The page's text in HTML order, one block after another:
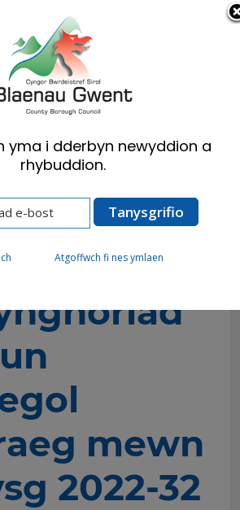
Cymraeg English
Cymraeg mewn Addysg
mewn
2022-32
yma i dderbyn newyddion a
rhybuddion.
Atgoffwch fi nes ymlaen